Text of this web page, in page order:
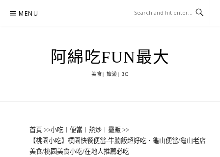
MENU
阿綿吃FUN最大
美食| 旅遊| 3C
首頁 >>小吃︱便當︱熱炒︱攤販 >>
【桃園小吃】樸園快餐便當-牛腩飯超好吃．龜山便當/龜山老店
美食/桃園美食小吃/在地人推薦必吃